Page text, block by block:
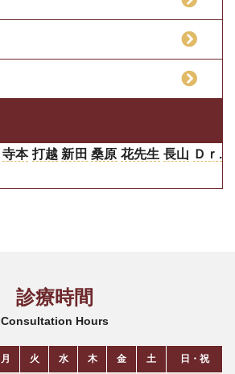
寺本 打越 新田 桑原 花先生 長山 Ｄｒ.
診療時間
Consultation Hours
月 火 水 木 金 土 日・祝